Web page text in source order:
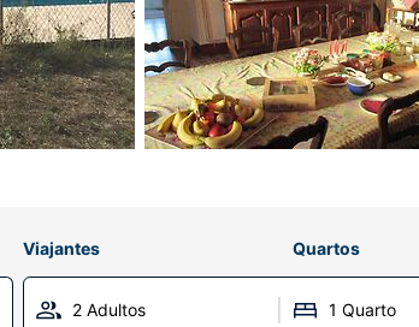
Viajantes Quartos
2 Adultos 1 Quarto